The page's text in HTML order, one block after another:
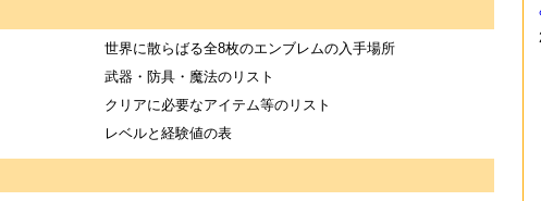
世界に散らばる全8枚のエンブレムの入手場所
武器・防具・魔法のリスト
クリアに必要なアイテム等のリスト
レベルと経験値の表